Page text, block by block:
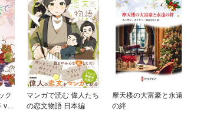
ク
マンガで読む 偉人たち
の恋文物語 日本編
摩天楼の大富豪と永遠
の絆